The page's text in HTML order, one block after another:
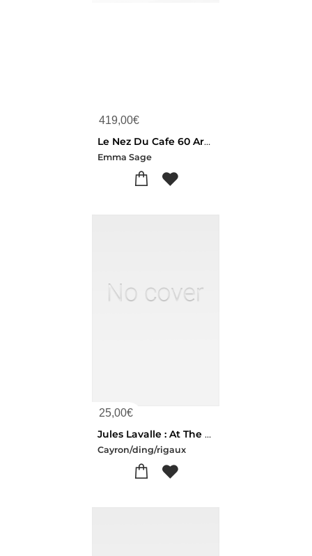
419,00€
Le Nez Du Cafe 60 Aromes (espagnol)
Emma Sage
25,00€
Jules Lavalle : At The Origins
Cayron/ding/rigaux